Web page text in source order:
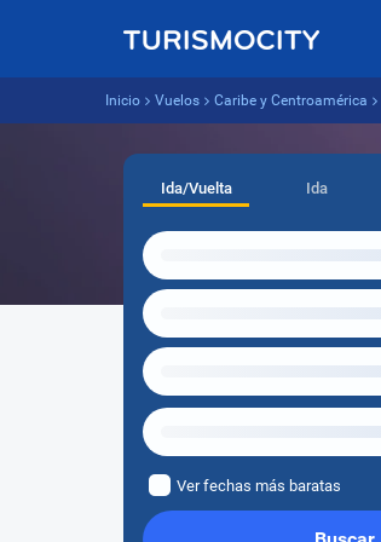
Inicio Vuelos Caribe y Centroamérica
Ida/Vuelta Ida
Ver fechas más baratas